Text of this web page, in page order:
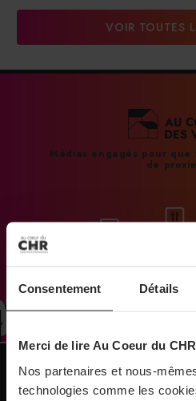
Consentement Détails
Merci de lire Au Coeur du
Nos partenaires et nous-
technologies comme les
DalterFood Group
31/07/
La Liste : La Réserve
maison de
31/07/
Vins fins : la Chine
VOIR TOUTES
Médias engagés pour que
de
NOS